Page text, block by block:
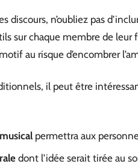
discours, n’oubliez pas
sur chaque membre de
au risque d’encombrer
il peut être
permettra aux
dont l’idée serait tirée au